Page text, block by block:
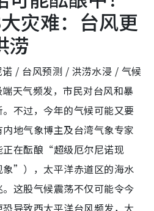
灾难：台风更
涝
诺 / 台风预测 / 洪涝水浸 / 气候
天气频发，市民对台风和暴
不过，今年的气候可能又要
地气象博主及台湾气象专家
正在酝酿“超级厄尔尼诺现
”），太平洋赤道区的海水
这股气候震荡不仅可能令今
导致西太平洋台风频发，大